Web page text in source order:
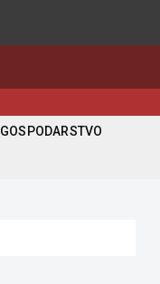
GOSPODARSTVO